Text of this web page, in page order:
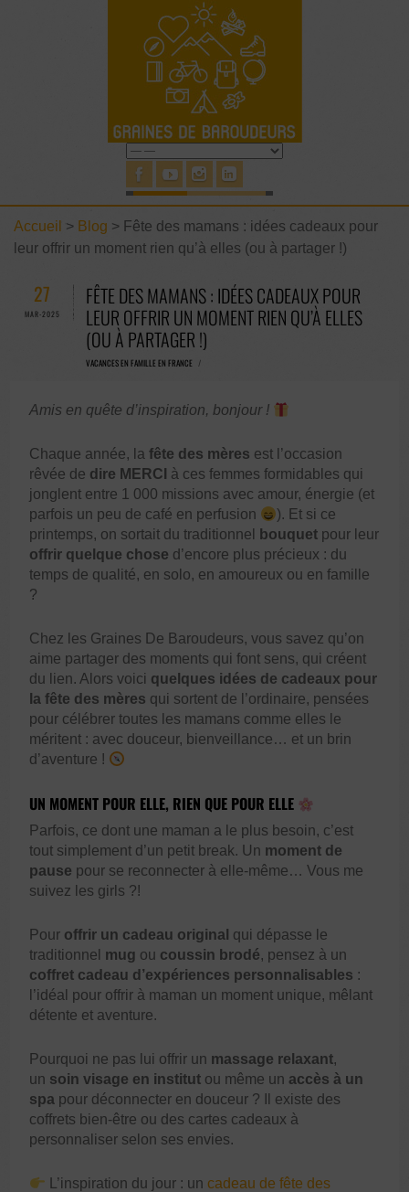
Accueil > Blog > Fête des mamans : idées cadeaux pour
leur offrir un moment rien qu’à elles (ou à partager !)
27
MAR-2025
FÊTE DES MAMANS : IDÉES CADEAUX POUR
LEUR OFFRIR UN MOMENT RIEN QU’À ELLES
(OU À PARTAGER !)
VACANCES EN FAMILLE EN FRANCE /
Amis en quête d’inspiration, bonjour !
Chaque année, la fête des mères est l’occasion
rêvée de dire MERCI à ces femmes formidables qui
jonglent entre 1 000 missions avec amour, énergie (et
parfois un peu de café en perfusion
). Et si ce
printemps, on sortait du traditionnel
bouquet pour leur
offrir quelque chose d’encore plus précieux : du
temps de qualité, en solo, en amoureux ou en famille
?
Chez les Graines De Baroudeurs, vous savez qu’on
aime partager des moments qui font sens, qui créent
du lien. Alors voici quelques idées de cadeaux pour
la fête des mères qui sortent de l’ordinaire, pensées
pour célébrer toutes les mamans comme elles le
méritent : avec douceur, bienveillance… et un brin
d’aventure !
UN MOMENT POUR ELLE, RIEN QUE POUR ELLE
Parfois, ce dont une maman a le plus besoin, c’est
tout simplement d’un petit break. Un moment de
pause pour se reconnecter à elle-même… Vous me
suivez les girls ?!
Pour offrir un cadeau original qui dépasse le
traditionnel mug ou coussin brodé, pensez à un
coffret cadeau d’expériences personnalisables :
l’idéal pour offrir à maman un moment unique, mêlant
détente et aventure.
Pourquoi ne pas lui offrir un massage relaxant,
un soin visage en institut ou même un accès à un
spa pour déconnecter en douceur ? Il existe des
coffrets bien-être ou des cartes cadeaux à
personnaliser selon ses envies.
L’inspiration du jour : un cadeau de fête des